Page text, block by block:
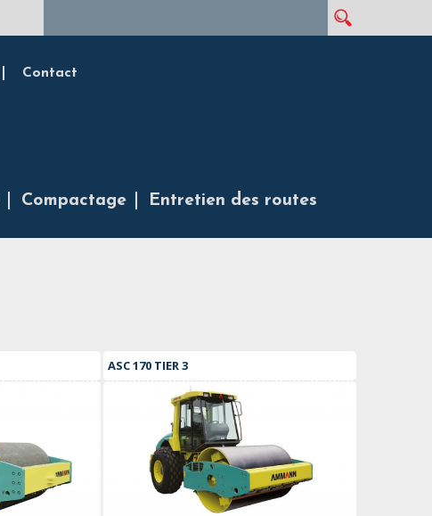
Rechercher
Contact
Compactage Entretien des routes
ASC 170 TIER 3